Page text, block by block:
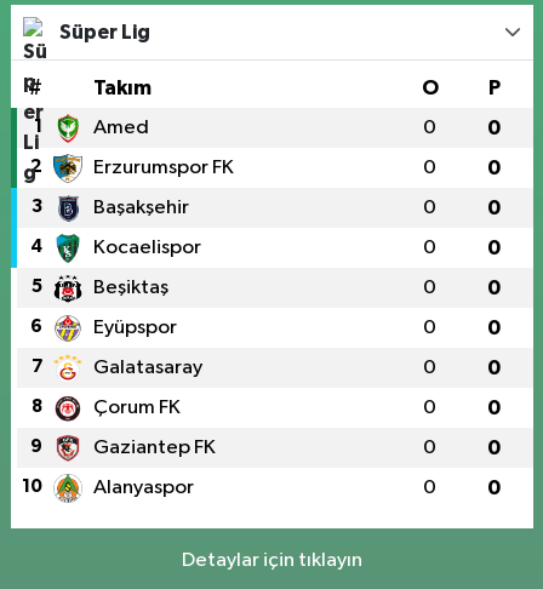
Süper Lig
# Takım O P
1 Amed 0 0
2 Erzurumspor FK 0 0
3 Başakşehir 0 0
4 Kocaelispor 0 0
5 Beşiktaş 0 0
6 Eyüpspor 0 0
7 Galatasaray 0 0
8 Çorum FK 0 0
9 Gaziantep FK 0 0
10 Alanyaspor 0 0
Detaylar için tıklayın